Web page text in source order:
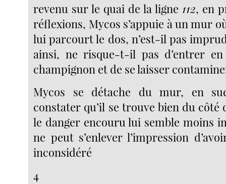
revenu sur le quai de la ligne 112, en
réflexions, Mycos s’appuie à un mur
lui parcourt le dos, n’est-il pas
ainsi, ne risque-t-il pas d’entrer
champignon et de se laisser
Mycos se détache du mur, en
constater qu’il se trouve bien du côté
le danger encouru lui semble moins
ne peut s’enlever l’impression
inconsidéré
4